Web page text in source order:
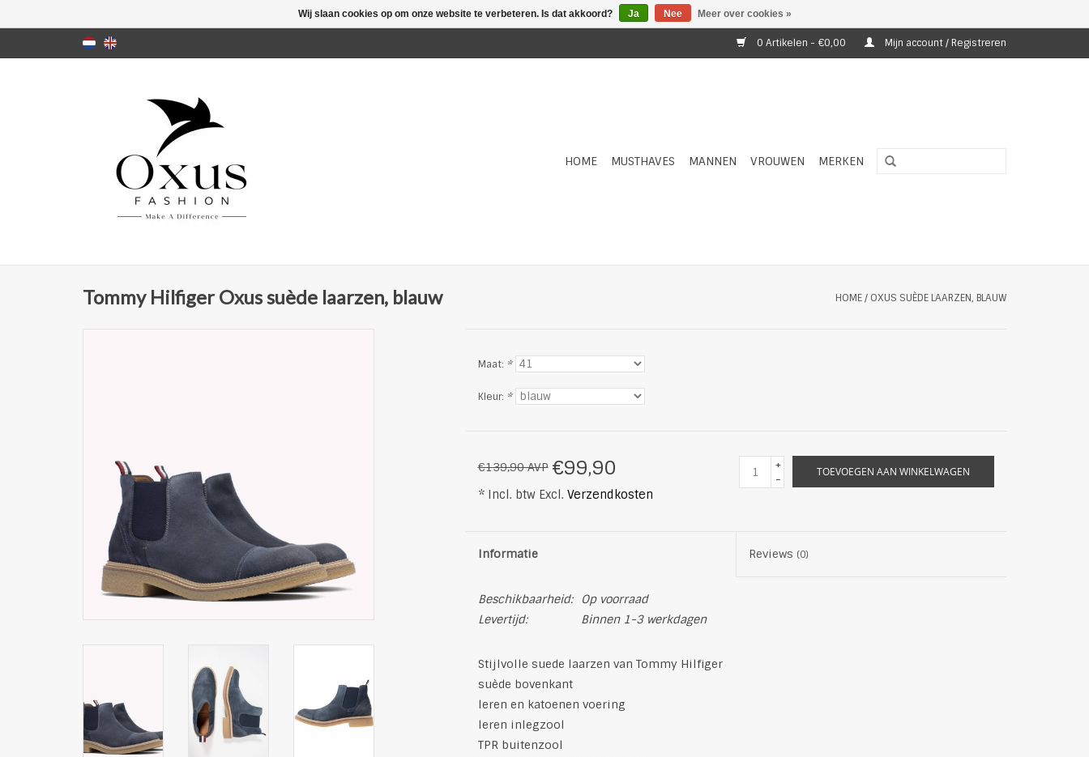
0 Artikelen - €0,00 Mijn account / Registreren
HOME MUSTHAVES MANNEN VROUWEN MERKEN
Tommy Hilfiger Oxus suède laarzen, blauw HOME/ OXUS SUÈDE LAARZEN, BLAUW
Maat: *
Kleur: *
€139,90 AVP €99,90
* Incl. btw Excl. Verzendkosten
+
-
TOEVOEGEN AAN WINKELWAGEN
Informatie Reviews (0)
Beschikbaarheid:
Op voorraad
Levertijd:
Binnen 1-3 werkdagen
Stijlvolle suede laarzen van Tommy Hilfiger
suède bovenkant
leren en katoenen voering
leren inlegzool
TPR buitenzool
Wij slaan cookies op om onze website te verbeteren. Is dat akkoord? Ja Nee Meer over cookies »